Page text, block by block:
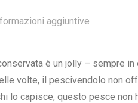
aggiuntive
è un jolly – sempre
volte, il pescivendolo non
lo capisce, questo pesce non